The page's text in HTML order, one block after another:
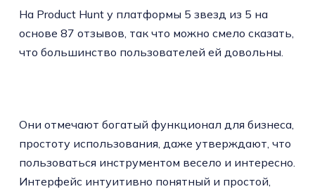
На Product Hunt у платформы 5 звезд из 5 на
основе 87 отзывов, так что можно смело сказать,
что большинство пользователей ей довольны.
Они отмечают богатый функционал для бизнеса,
простоту использования, даже утверждают, что
пользоваться инструментом весело и интересно.
Интерфейс интуитивно понятный и простой,